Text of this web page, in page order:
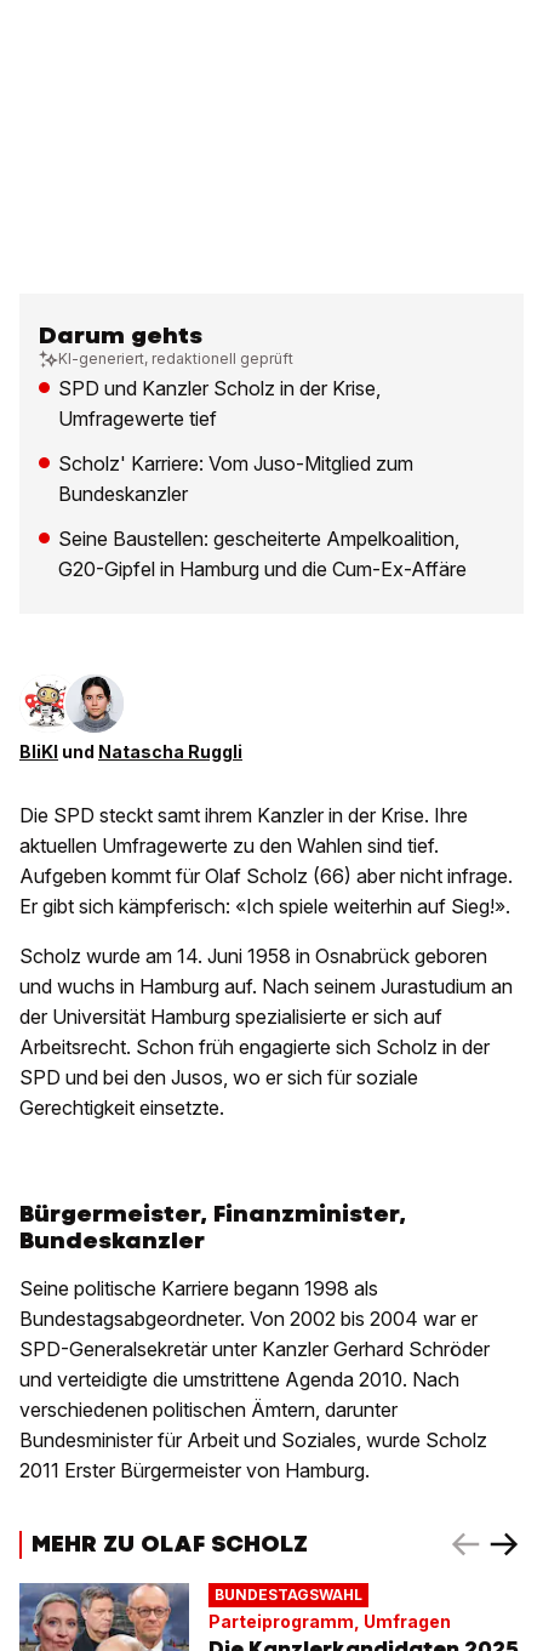
Darum gehts
KI-generiert, redaktionell geprüft
SPD und Kanzler Scholz in der Krise,
Umfragewerte tief
Scholz' Karriere: Vom Juso-Mitglied zum
Bundeskanzler
Seine Baustellen: gescheiterte Ampelkoalition,
G20-Gipfel in Hamburg und die Cum-Ex-Affäre
BliKI und Natascha Ruggli
Die SPD steckt samt ihrem Kanzler in der Krise. Ihre
aktuellen Umfragewerte zu den Wahlen sind tief.
Aufgeben kommt für Olaf Scholz (66) aber nicht infrage.
Er gibt sich kämpferisch: «Ich spiele weiterhin auf Sieg!».
Scholz wurde am 14. Juni 1958 in Osnabrück geboren
und wuchs in Hamburg auf. Nach seinem Jurastudium an
der Universität Hamburg spezialisierte er sich auf
Arbeitsrecht. Schon früh engagierte sich Scholz in der
SPD und bei den Jusos, wo er sich für soziale
Gerechtigkeit einsetzte.
Bürgermeister, Finanzminister,
Bundeskanzler
Seine politische Karriere begann 1998 als
Bundestagsabgeordneter. Von 2002 bis 2004 war er
SPD-Generalsekretär unter Kanzler Gerhard Schröder
und verteidigte die umstrittene Agenda 2010. Nach
verschiedenen politischen Ämtern, darunter
Bundesminister für Arbeit und Soziales, wurde Scholz
2011 Erster Bürgermeister von Hamburg.
MEHR ZU OLAF SCHOLZ
BUNDESTAGSWAHL
Parteiprogramm, Umfragen